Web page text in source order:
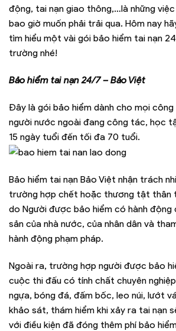
động, tai nạn giao thông,…là những
bao giờ muốn phải trải qua. Hôm nay
tìm hiểu một vài gói bảo hiểm tai nạn
trường nhé!
Bảo hiểm tai nạn 24/7 – Bảo Việt
Đây là gói bảo hiểm dành cho mọi công
người nước ngoài đang công tác, học
15 ngày tuổi đến tối đa 70 tuổi.
Bảo hiểm tai nạn Bảo Việt nhận trách
trường hợp chết hoặc thương tật thân
do Người được bảo hiểm có hành động
sản của nhà nước, của nhân dân và
hành động phạm pháp.
Ngoài ra, trường hợp người được bảo
cuộc thi đấu có tính chất chuyên
ngựa, bóng đá, đấm bốc, leo núi, lướt
khảo sát, thám hiểm khi xảy ra tai nạn
với điều kiện đã đóng thêm phí bảo